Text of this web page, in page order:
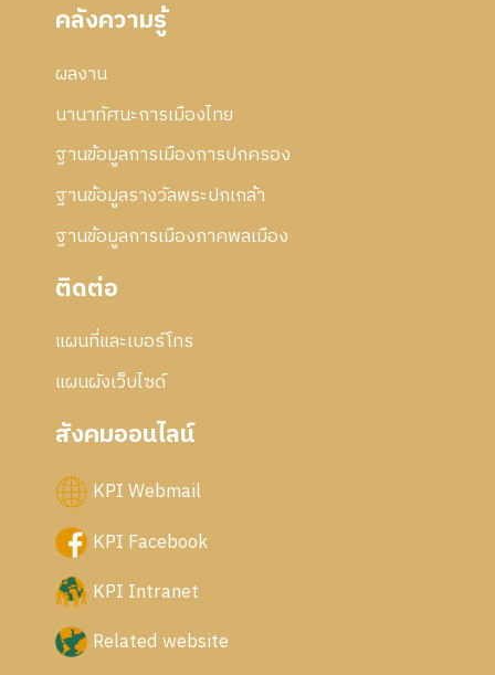
คลังความรู้
ผลงาน
นานาทัศนะการเมืองไทย
ฐานข้อมูลการเมืองการปกครอง
ฐานข้อมูลรางวัลพระปกเกล้า
ฐานข้อมูลการเมืองภาคพลเมือง
ติดต่อ
แผนที่และเบอร์โทร
แผนผังเว็บไซด์
สังคมออนไลน์
KPI Webmail
KPI Facebook
KPI Intranet
Related website